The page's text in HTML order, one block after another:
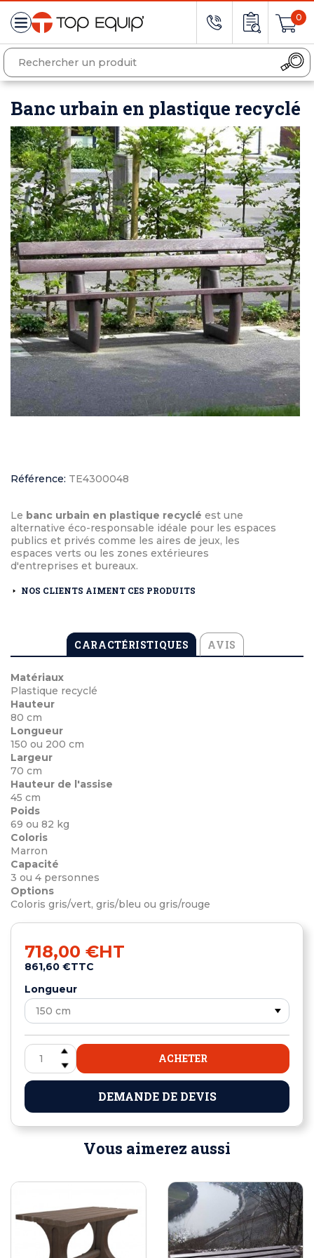
0
Banc urbain en plastique recyclé
Référence: TE4300048
Le banc urbain en plastique recyclé est une
alternative éco-responsable idéale pour les espaces
publics et privés comme les aires de jeux, les
espaces verts ou les zones extérieures
d'entreprises et bureaux.
NOS CLIENTS AIMENT CES PRODUITS
CARACTÉRISTIQUES AVIS
Matériaux
Plastique recyclé
Hauteur
80 cm
Longueur
150 ou 200 cm
Largeur
70 cm
Hauteur de l'assise
45 cm
Poids
69 ou 82 kg
Coloris
Marron
Capacité
3 ou 4 personnes
Options
Coloris gris/vert, gris/bleu ou gris/rouge
718,00 €HT
861,60 €TTC
Longueur
ACHETER
DEMANDE DE DEVIS
Vous aimerez aussi